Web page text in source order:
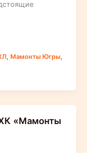
, Мамонты Югры,
«Мамонты